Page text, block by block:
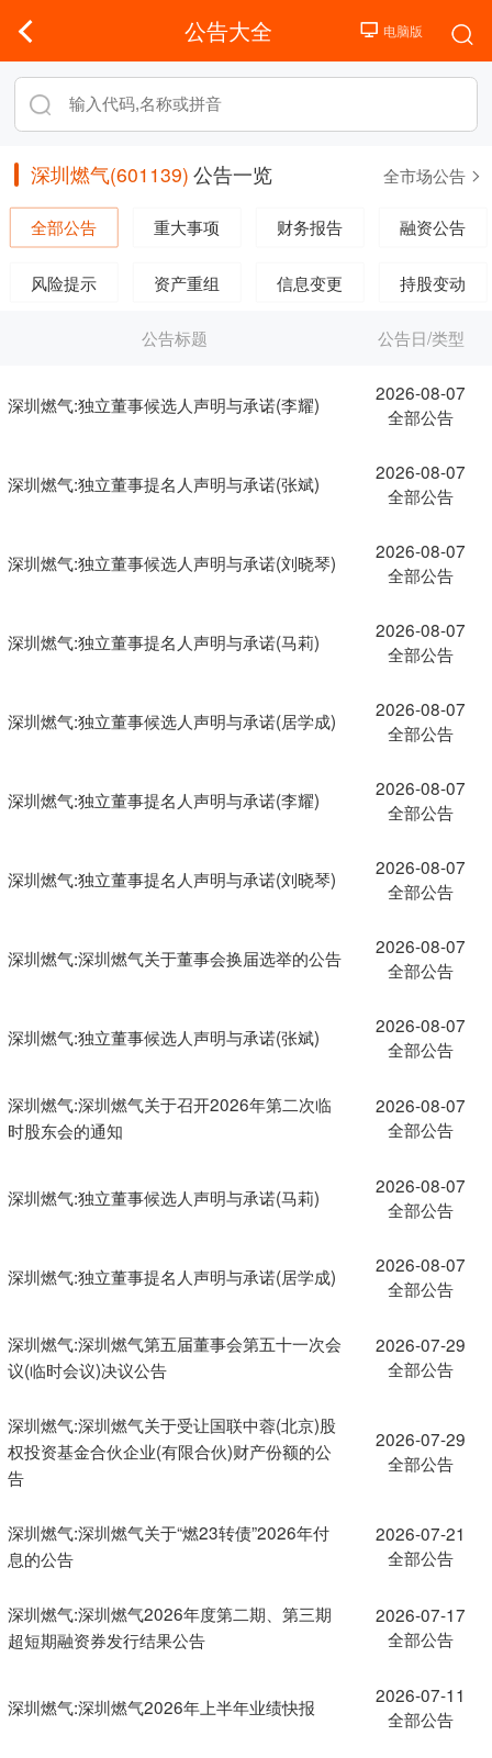
公告大全
深圳燃气(601139) 公告一览 全市场公告
全部公告 重大事项 财务报告 融资公告
风险提示 资产重组 信息变更 持股变动
公告标题 公告日/类型
深圳燃气:独立董事候选人声明与承诺(李耀)
2026-08-07
全部公告
深圳燃气:独立董事提名人声明与承诺(张斌)
2026-08-07
全部公告
深圳燃气:独立董事候选人声明与承诺(刘晓琴)
2026-08-07
全部公告
深圳燃气:独立董事提名人声明与承诺(马莉)
2026-08-07
全部公告
深圳燃气:独立董事候选人声明与承诺(居学成)
2026-08-07
全部公告
深圳燃气:独立董事提名人声明与承诺(李耀)
2026-08-07
全部公告
深圳燃气:独立董事提名人声明与承诺(刘晓琴)
2026-08-07
全部公告
深圳燃气:深圳燃气关于董事会换届选举的公告
2026-08-07
全部公告
深圳燃气:独立董事候选人声明与承诺(张斌)
2026-08-07
全部公告
深圳燃气:深圳燃气关于召开2026年第二次临
时股东会的通知
2026-08-07
全部公告
深圳燃气:独立董事候选人声明与承诺(马莉)
2026-08-07
全部公告
深圳燃气:独立董事提名人声明与承诺(居学成)
2026-08-07
全部公告
深圳燃气:深圳燃气第五届董事会第五十一次会
议(临时会议)决议公告
2026-07-29
全部公告
深圳燃气:深圳燃气关于受让国联中蓉(北京)股
权投资基金合伙企业(有限合伙)财产份额的公
告
2026-07-29
全部公告
深圳燃气:深圳燃气关于“燃23转债”2026年付
息的公告
2026-07-21
全部公告
深圳燃气:深圳燃气2026年度第二期、第三期
超短期融资券发行结果公告
2026-07-17
全部公告
深圳燃气:深圳燃气2026年上半年业绩快报
2026-07-11
全部公告